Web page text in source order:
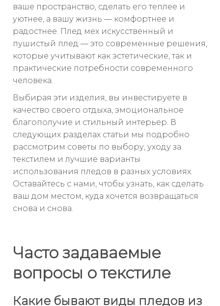
ваше пространство, сделать его теплее и
уютнее, а вашу жизнь — комфортнее и
радостнее. Плед мех искусственный и
пушистый плед — это современные решения,
которые учитывают как эстетические, так и
практические потребности современного
человека.
Выбирая эти изделия, вы инвестируете в
качество своего отдыха, эмоциональное
благополучие и стильный интерьер. В
следующих разделах статьи мы подробно
рассмотрим советы по выбору, уходу за
текстилем и лучшие варианты
использования пледов в разных условиях.
Оставайтесь с нами, чтобы узнать, как сделать
ваш дом местом, куда хочется возвращаться
снова и снова.
Часто задаваемые
вопросы о текстиле
Какие бывают виды пледов из